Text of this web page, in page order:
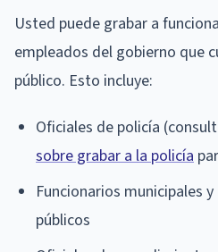
Usted puede grabar a
empleados del gobierno que
público. Esto incluye:
Oficiales de policía
sobre grabar a la policía
Funcionarios municipales
públicos